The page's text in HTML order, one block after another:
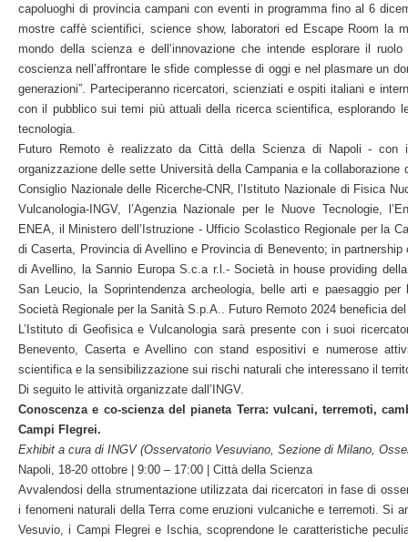
capoluoghi di provincia campani con eventi in programma fino al 6
mostre caffè scientifici, science show, laboratori ed Escape Room la
mondo della scienza e dell’innovazione che intende esplorare il
coscienza nell’affrontare le sfide complesse di oggi e nel plasmare un
generazioni”. Parteciperanno ricercatori, scienziati e ospiti italiani e
con il pubblico sui temi più attuali della ricerca scientifica, esplorando
tecnologia.
Futuro Remoto è realizzato da Città della Scienza di Napoli - con
organizzazione delle sette Università della Campania e la
Consiglio Nazionale delle Ricerche-CNR, l’Istituto Nazionale di Fisica
Vulcanologia-INGV, l’Agenzia Nazionale per le Nuove Tecnologie,
ENEA, il Ministero dell’Istruzione - Ufficio Scolastico Regionale per la
di Caserta, Provincia di Avellino e Provincia di Benevento; in
di Avellino, la Sannio Europa S.c.a r.l.- Società in house providing
San Leucio, la Soprintendenza archeologia, belle arti e paesaggio
Società Regionale per la Sanità S.p.A.. Futuro Remoto 2024 beneficia
L’Istituto di Geofisica e Vulcanologia sarà presente con i suoi
Benevento, Caserta e Avellino con stand espositivi e numerose
scientifica e la sensibilizzazione sui rischi naturali che interessano il
Di seguito le attività organizzate dall’INGV.
Conoscenza e co-scienza del pianeta Terra: vulcani, terremoti,
Campi Flegrei.
Exhibit a cura di INGV (Osservatorio Vesuviano, Sezione di Milano,
Napoli, 18-20 ottobre | 9:00 – 17:00 | Città della Scienza
Avvalendosi della strumentazione utilizzata dai ricercatori in fase di
i fenomeni naturali della Terra come eruzioni vulcaniche e terremoti. Si
Vesuvio, i Campi Flegrei e Ischia, scoprendone le caratteristiche